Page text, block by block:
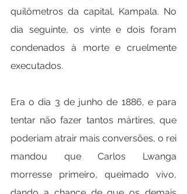
quilômetros da capital, Kampala. No
dia seguinte, os vinte e dois foram
condenados à morte e cruelmente
executados.
Era o dia 3 de junho de 1886, e para
tentar não fazer tantos mártires, que
poderiam atrair mais conversões, o rei
mandou que Carlos Lwanga
morresse primeiro, queimado vivo,